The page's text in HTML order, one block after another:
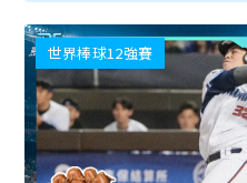
世界棒球12強賽